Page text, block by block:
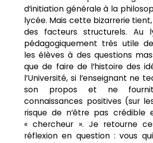
d’initiation générale à la
lycée. Mais cette bizarrerie
des facteurs structurels. Au
pédagogiquement très utile
les élèves à des questions
que de faire de l’histoire des
l’Université, si l’enseignant ne
son propos et ne
connaissances positives (sur
risque de n’être pas crédible
« chercheur ». Je retourne
réflexion en question : vous